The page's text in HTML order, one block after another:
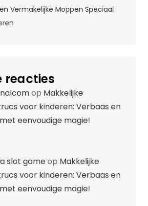
Vermakelijke Moppen Speciaal
reacties
op Makkelijke
voor kinderen: Verbaas en
eenvoudige magie!
slot gameop Makkelijke
voor kinderen: Verbaas en
eenvoudige magie!